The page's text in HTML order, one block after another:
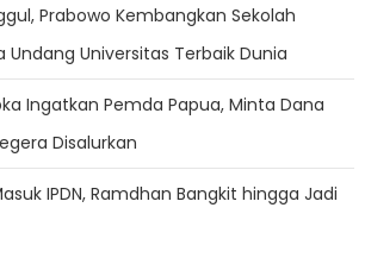
Prabowo Kembangkan Sekolah
Undang Universitas Terbaik Dunia
Ingatkan Pemda Papua, Minta Dana
Disalurkan
IPDN, Ramdhan Bangkit hingga Jadi